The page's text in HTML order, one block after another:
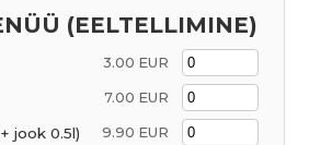
(EELTELLIMINE)
3.00 EUR
7.00 EUR
jook 0.5l) 9.90 EUR